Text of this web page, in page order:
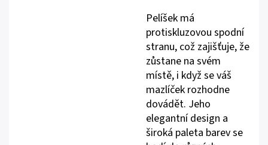
Pelíšek má
protiskluzovou spodní
stranu, což zajišťuje, že
zůstane na svém
místě, i když se váš
mazlíček rozhodne
dovádět. Jeho
elegantní design a
široká paleta barev se